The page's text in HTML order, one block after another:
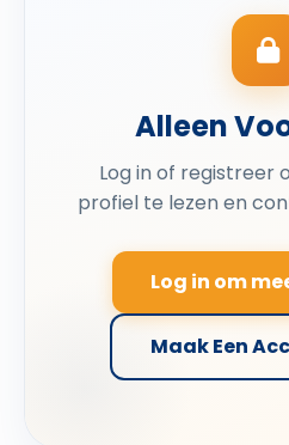
Alleen
Log in of registreer
profiel te lezen en
Log in om
Maak Een